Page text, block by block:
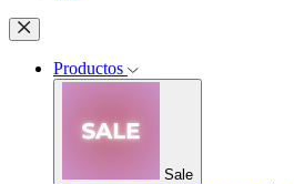
Productos
Sale